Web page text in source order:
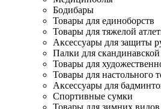
Бодибары
Товары для единоборств
Товары для тяжелой
Аксессуары для защиты
Палки для
Товары для
Товары для настольного
Аксессуары для
Спортивные сумки
Товары для зимних видов